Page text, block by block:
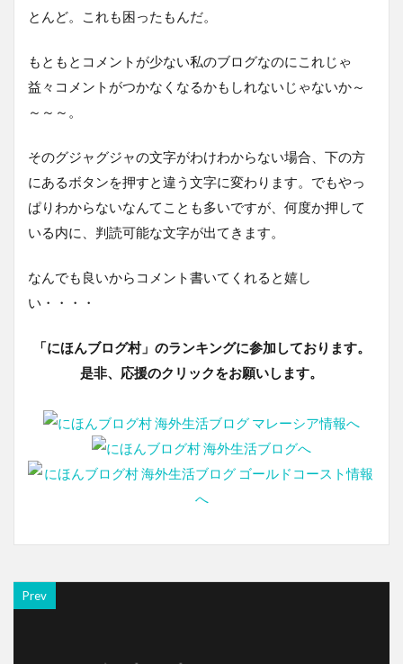
とんど。これも困ったもんだ。
もともとコメントが少ない私のブログなのにこれじゃ
益々コメントがつかなくなるかもしれないじゃないか～
～～～。
そのグジャグジャの文字がわけわからない場合、下の方
にあるボタンを押すと違う文字に変わります。でもやっ
ぱりわからないなんてことも多いですが、何度か押して
いる内に、判読可能な文字が出てきます。
なんでも良いからコメント書いてくれると嬉し
い・・・・
「にほんブログ村」のランキングに参加しております。
是非、応援のクリックをお願いします。
Prev